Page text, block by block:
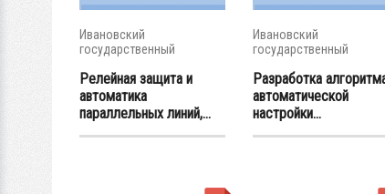
Ивановский
государственный
Релейная защита и
автоматика
параллельных линий,...
Ивановский
государственный
Разработка
автоматической
настройки...